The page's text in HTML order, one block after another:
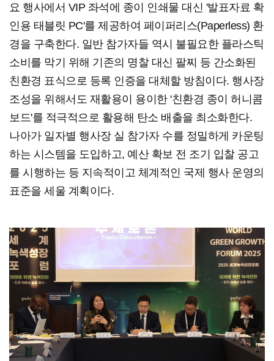
요 행사에서 VIP 좌석에 종이 인쇄물 대신 '발표자료 확
인용 태블릿 PC'를 제공하여 페이퍼리스(Paperless) 환
경을 구축한다. 일반 참가자들 역시 불필요한 플라스틱
소비를 막기 위해 기존의 명찰 대신 팔찌 등 간소화된
친환경 표식으로 등록 인증을 대체할 방침이다. 행사장
조성을 위해서도 재활용이 용이한 '친환경 종이 허니콤
보드'를 적극적으로 활용해 탄소 배출을 최소화한다.
나아가 일자별 행사장 실 참가자 수를 정밀하게 카운팅
하는 시스템을 도입하고, 예산 확보 전 조기 입찰 공고
를 시행하는 등 지속적이고 체계적인 국제 행사 운영의
표준을 세울 계획이다.